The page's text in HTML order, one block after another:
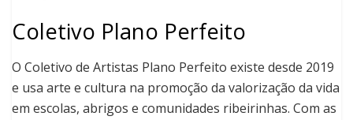
Coletivo Plano Perfeito
O Coletivo de Artistas Plano Perfeito existe desde 2019
e usa arte e cultura na promoção da valorização da vida
em escolas, abrigos e comunidades ribeirinhas. Com as